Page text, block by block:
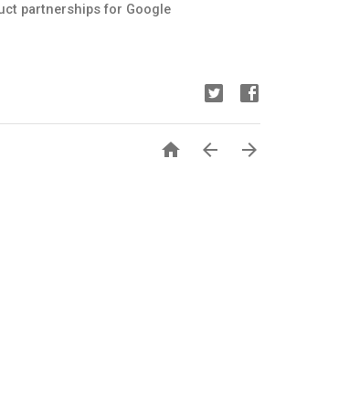
partnerships for Google
  